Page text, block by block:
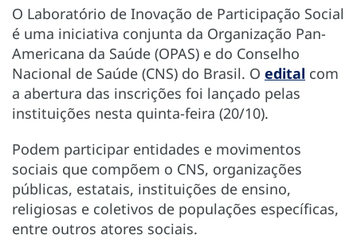
O Laboratório de Inovação de Participação Social
é uma iniciativa conjunta da Organização Pan-
Americana da Saúde (OPAS) e do Conselho
Nacional de Saúde (CNS) do Brasil. O edital com
a abertura das inscrições foi lançado pelas
instituições nesta quinta-feira (20/10).
Podem participar entidades e movimentos
sociais que compõem o CNS, organizações
públicas, estatais, instituições de ensino,
religiosas e coletivos de populações específicas,
entre outros atores sociais.